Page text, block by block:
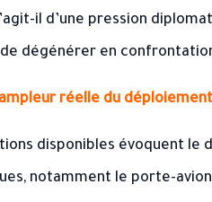
il d’une pression
dégénérer en
réelle du
disponibles évoquent
notamment le porte-